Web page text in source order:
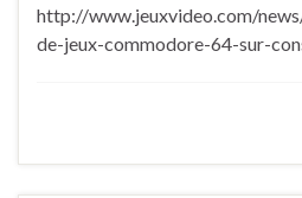
http://www.jeuxvideo.com/
de-jeux-commodore-64-sur-